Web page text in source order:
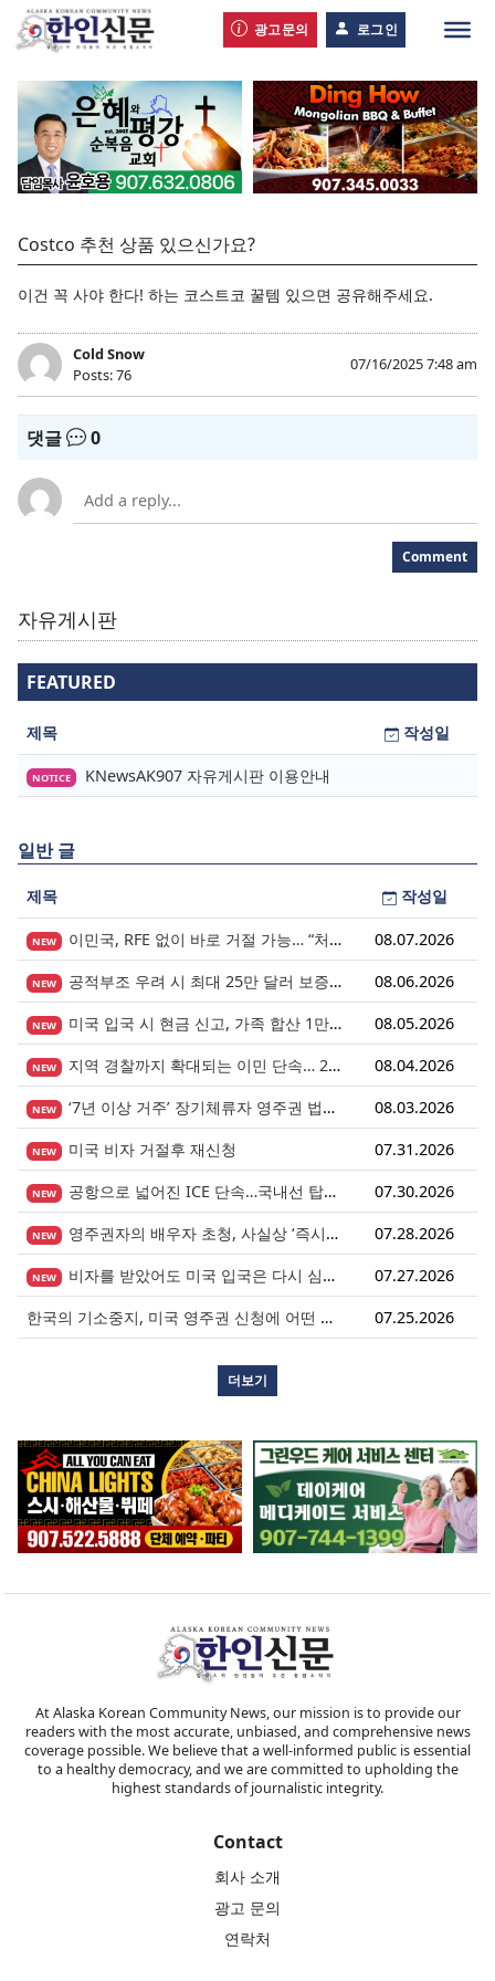
광고문의 로그인
Costco 추천 상품 있으신가요?
이건 꼭 사야 한다! 하는 코스트코 꿀템 있으면 공유해주세요.
Cold Snow
Posts: 76
07/16/2025 7:48 am
댓글 0
Comment
자유게시판
FEATURED
제목 작성일
NOTICE KNewsAK907 자유게시판 이용안내
일반 글
제목 작성일
NEW 이민국, RFE 없이 바로 거절 가능… “처음 제출이 마지막 기회” 시대가 시작됩니다. 08.07.2026
NEW 공적부조 우려 시 최대 25만 달러 보증금? 영주권 심사의 새로운 변수 08.06.2026
NEW 미국 입국 시 현금 신고, 가족 합산 1만 달러가 기준입니다. 08.05.2026
NEW 지역 경찰까지 확대되는 이민 단속… 287(g) 프로그램의 대대적 확장 08.04.2026
NEW ‘7년 이상 거주’ 장기체류자 영주권 법안 재추진… 현실화될 수 있을까? 08.03.2026
NEW 미국 비자 거절후 재신청 07.31.2026
NEW 공항으로 넓어진 ICE 단속…국내선 탑승도 더 이상 안전지대 아니다. 07.30.2026
NEW 영주권자의 배우자 초청, 사실상 ‘즉시 진행’ 시대 열렸다. 07.28.2026
NEW 비자를 받았어도 미국 입국은 다시 심사받습니다.
07.27.2026
한국의 기소중지, 미국 영주권 신청에 어떤 영향을 미칠까?
07.25.2026
더보기
At Alaska Korean Community News, our mission is to provide our
readers with the most accurate, unbiased, and comprehensive news
coverage possible. We believe that a well-informed public is essential
to a healthy democracy, and we are committed to upholding the
highest standards of journalistic integrity.
Contact
회사 소개
광고 문의
연락처